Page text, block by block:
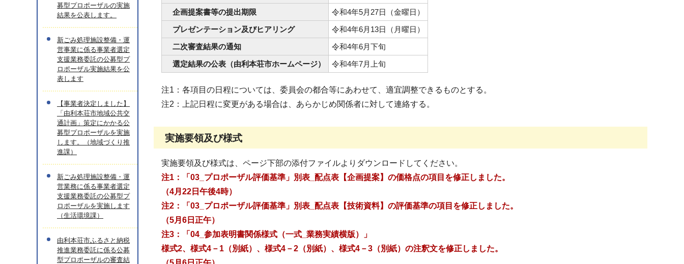
企画提案書等の提出期限
令和4年5月27日（金曜日）
プレゼンテーション及びヒアリング
令和4年6月13日（月曜日）
二次審査結果の通知
令和4年6月下旬
選定結果の公表（由利本荘市ホームページ）
令和4年7月上旬
注1：各項目の日程については、委員会の都合等にあわせて、適宜調整できるものとする。
注2：上記日程に変更がある場合は、あらかじめ関係者に対して連絡する。
実施要領及び様式
実施要領及び様式は、ページ下部の添付ファイルよりダウンロードしてください。
注1：「03_プロポーザル評価基準」別表_配点表【企画提案】の価格点の項目を修正しました。
（4月22日午後4時）
注2：「03_プロポーザル評価基準」別表_配点表【技術資料】の評価基準の項目を修正しました。
（5月6日正午）
注3：「04_参加表明書関係様式（一式_業務実績横版）」
様式2、様式4－1（別紙）、様式4－2（別紙）、様式4－3（別紙）の注釈文を修正しました。
募型プロポーザルの実施
結果を公表します。
新ごみ処理施設整備・運
営事業に係る事業者選定
支援業務委託の公募型プ
ロポーザル実施結果を公
表します
【事業者決定しました】
「由利本荘市地域公共交
通計画」策定にかかる公
募型プロポーザルを実施
します。（地域づくり推
進課）
新ごみ処理施設整備・運
営業務に係る事業者選定
支援業務委託の公募型プ
ロポーザルを実施します
（生活環境課）
由利本荘市ふるさと納税
推進業務委託に係る公募
型プロポーザルの審査結